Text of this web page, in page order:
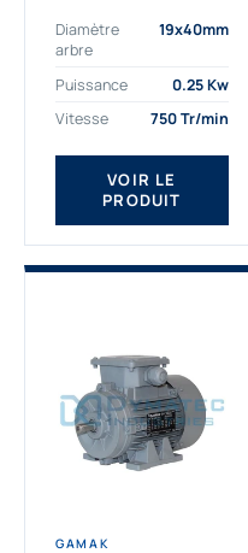
aux applications
sévères. Nous
déterminons,
fournissons
des moteurs
asynchrones depuis de
nombreuses années....
Diamètre
arbre
19x40mm
Puissance
0.25 Kw
Vitesse
750 Tr/min
VOIR LE
PRODUIT
GAMAK